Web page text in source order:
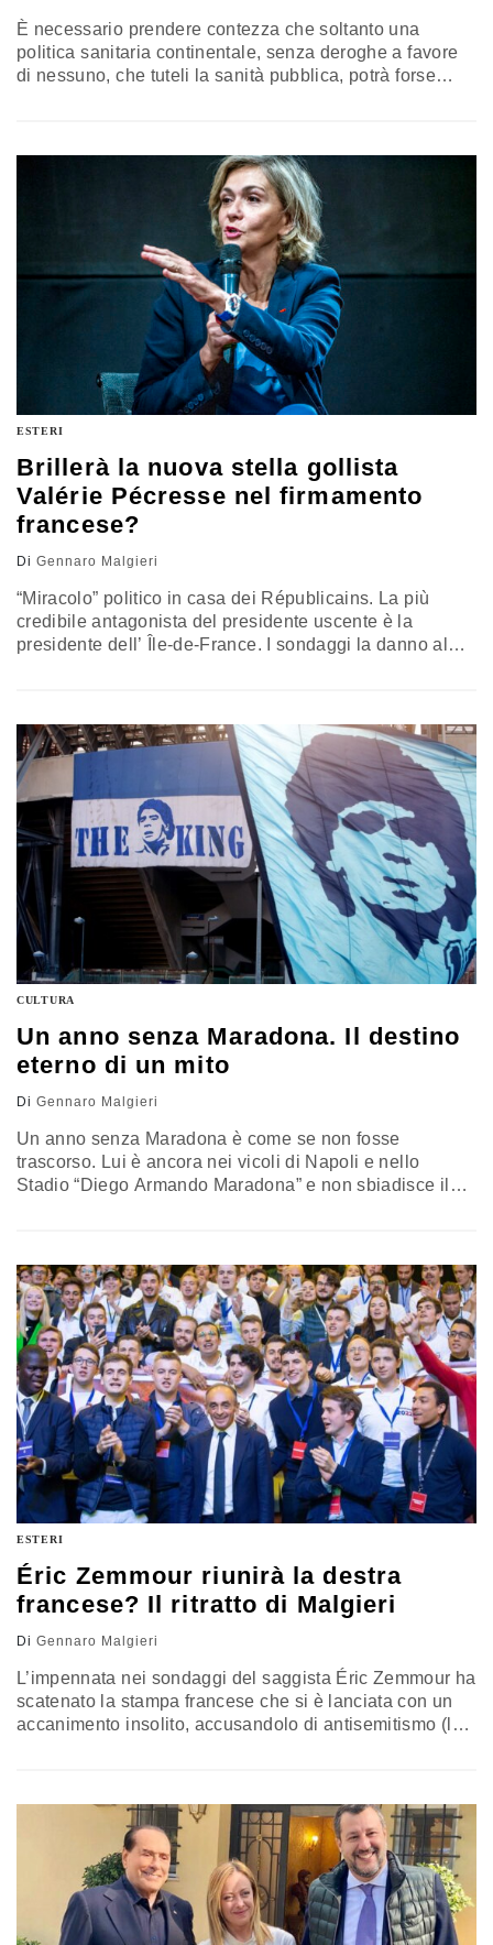
È necessario prendere contezza che soltanto una
politica sanitaria continentale, senza deroghe a favore
di nessuno, che tuteli la sanità pubblica, potrà forse
restringerci nel nostro privato, a limitare viaggi e vita
sociale. Il commento di Gennaro Malgieri
ESTERI
Brillerà la nuova stella gollista
Valérie Pécresse nel firmamento
francese?
Di Gennaro Malgieri
“Miracolo” politico in casa dei Républicains. La più
credibile antagonista del presidente uscente è la
presidente dell’ Île-de-France. I sondaggi la danno al
Gennaro Malgieri
CULTURA
Un anno senza Maradona. Il destino
eterno di un mito
Di Gennaro Malgieri
Un anno senza Maradona è come se non fosse
trascorso. Lui è ancora nei vicoli di Napoli e nello
Stadio “Diego Armando Maradona” e non sbiadisce il
tempo, per rispetto, non si depositerà mai, per quanto la
memoria umana sia labile
ESTERI
Éric Zemmour riunirà la destra
francese? Il ritratto di Malgieri
Di Gennaro Malgieri
L’impennata nei sondaggi del saggista Éric Zemmour ha
scatenato la stampa francese che si è lanciata con un
accanimento insolito, accusandolo di antisemitismo (lui